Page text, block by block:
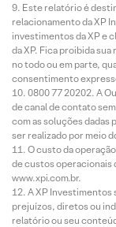
Este relatório é
relacionamento da XP
investimentos da XP e
da XP. Fica proibida
no todo ou em parte,
consentimento
0800 77 20202. A
de canal de contato
com as soluções dadas
ser realizado por meio
O custo da
de custos operacionais
www.xpi.com.br.
A XP Investimentos
prejuízos, diretos ou
relatório ou seu